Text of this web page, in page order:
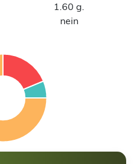
1.60 g.
nein